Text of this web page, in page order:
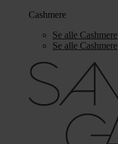
Cashmere
Se alle Cashmere
Se alle Cashmere